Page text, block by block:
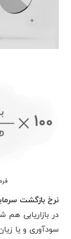
نرخ بازگشت
در بازاریابی
سودآوری و یا